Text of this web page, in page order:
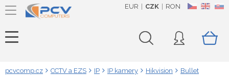
CZ EN SK
EUR CZK RON
pcvcomp.cz CCTV a EZS IP IP kamery Hikvision Bullet